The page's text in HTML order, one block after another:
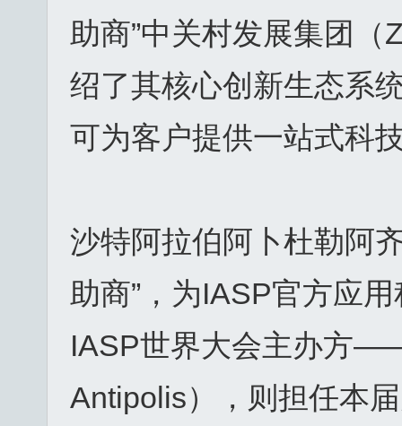
助商”中关村发展集团
绍了其核心创新生态系
可为客户提供一站式科
沙特阿拉伯阿卜杜勒阿
助商”，为IASP官方应
IASP世界大会主办方
Antipolis），则担任本